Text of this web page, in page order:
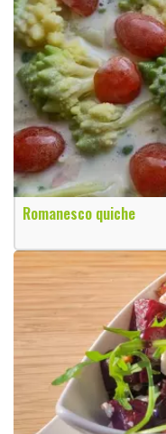
Romanesco quiche